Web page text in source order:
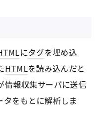
にタグを埋め込
HTMLを読み込んだと
情報収集サーバに送信
タをもとに解析しま